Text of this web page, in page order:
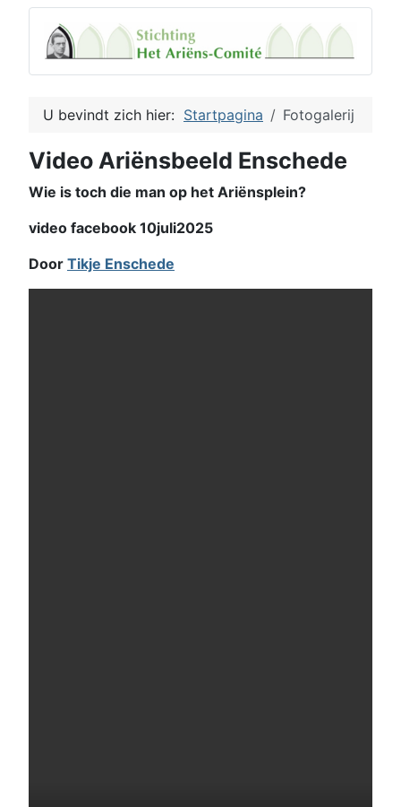
U bevindt zich hier: Startpagina Fotogalerij
Video Ariënsbeeld Enschede
Wie is toch die man op het Ariënsplein?
video facebook 10juli2025
Door Tikje Enschede